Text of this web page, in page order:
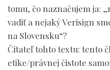
tomu, čo naznačujem ja:
vadiť a nejaký Verisign
na Slovensku“?
Čitateľ tohto textu: tento
etike/právnej čistote